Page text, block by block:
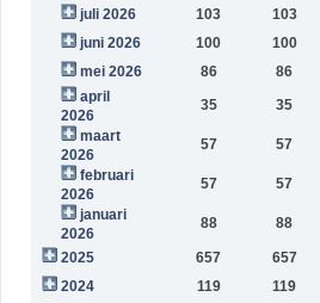
juli 2026 103 103
juni 2026
100 100
mei 2026
86 86
april
2026
35 35
maart
2026
57 57
februari
2026
57 57
januari
2026
88 88
2025 657 657
2024
119 119